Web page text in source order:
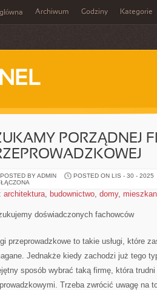
Archiwum Godziny Kategorie
PORZĄDNEJ
POSTED BY ADMIN POSTED ON LIS - 30 - 2025
architektura, budownictwo, domy,
doświadczonych fachowców
przeprowadzkowe to takie usługi, które
Jednakże kiedy zachodzi już tego
sposób wybrać taką firmę, która
Trzeba zwrócić uwagę na